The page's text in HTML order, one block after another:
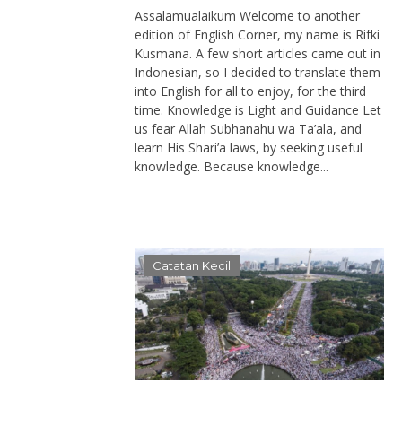
Assalamualaikum Welcome to another
edition of English Corner, my name is Rifki
Kusmana. A few short articles came out in
Indonesian, so I decided to translate them
into English for all to enjoy, for the third
time. Knowledge is Light and Guidance Let
us fear Allah Subhanahu wa Ta’ala, and
learn His Shari’a laws, by seeking useful
knowledge. Because knowledge...
Catatan Kecil